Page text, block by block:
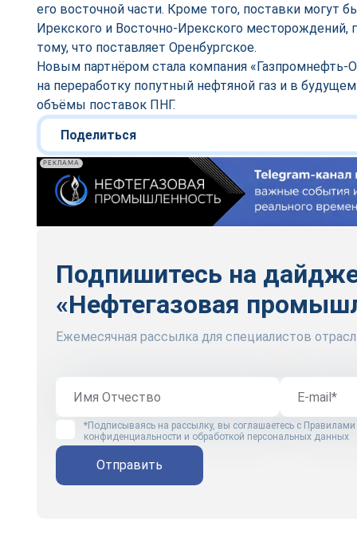
его восточной части. Кроме того, поставки могут
Ирекского и Восточно-Ирекского месторождений,
тому, что поставляет Оренбургское.
Новым партнёром стала компания «Газпромнефть-
на переработку попутный нефтяной газ и в
объёмы поставок ПНГ.
Поделиться
РЕКЛАМА
Подпишитесь на
«Нефтегазовая
Ежемесячная рассылка для специалистов
*Подписываясь на рассылку, вы соглашаетесь с Правилами
конфиденциальности и обработкой персональных данных
Отправить